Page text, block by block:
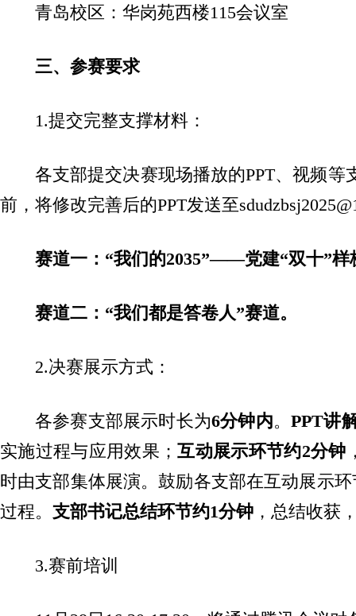
青岛校区：华岗苑西楼115会议室
三、参赛要求
1.提交完整支撑材料：
各支部提交决赛现场播放的PPT、视频等
前，将修改完善后的PPT发送至
赛道一：“我们的2035”——党建“双十”样
赛道二：“我们都是答卷人”赛道。
2.决赛展示方式：
各参赛支部展示时长为6分钟内。PPT讲
实施过程与应用效果；互动展示环节约2分钟
时由支部集体展演。鼓励各支部在互动展示
过程。 支部书记总结环节约1分钟 ，总结收获
3.赛前培训